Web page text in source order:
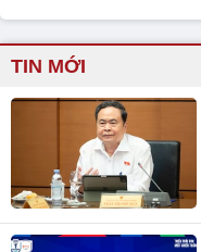
TIN MỚI